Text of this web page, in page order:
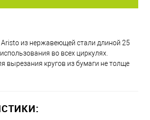
из нержавеющей стали длиной 25
во всех циркулях.
вырезания кругов из бумаги не толще